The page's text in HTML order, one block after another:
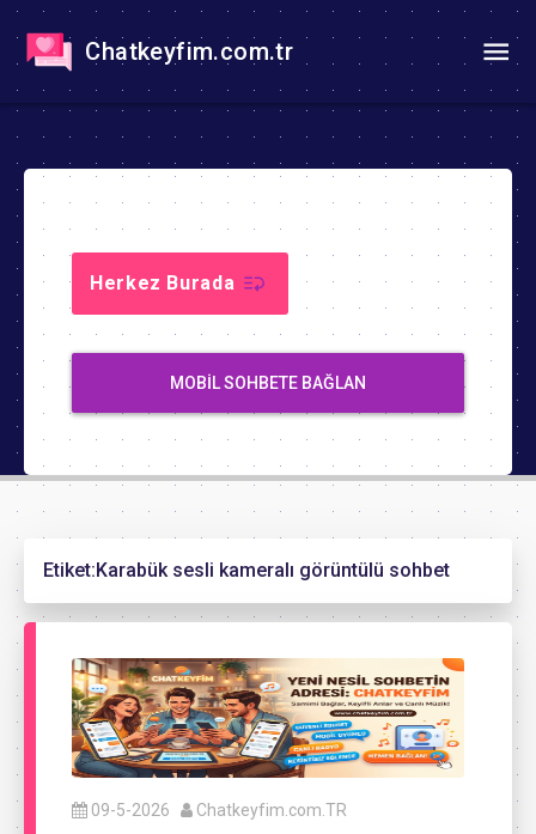
Chatkeyfim.com.tr
Herkez Burada
MOBIL SOHBETE BAĞLAN
Etiket:Karabük sesli kameralı görüntülü sohbet
09-5-2026 Chatkeyfim.com.TR